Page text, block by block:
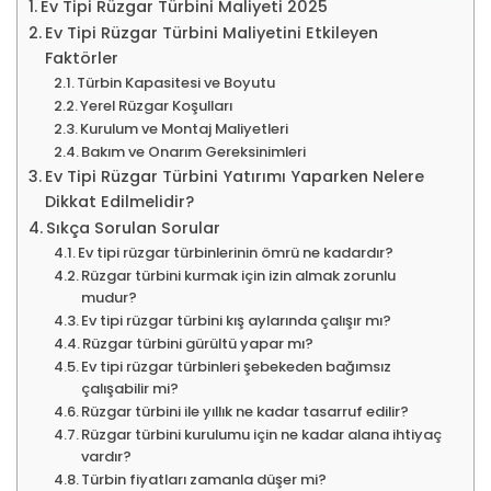
Ev Tipi Rüzgar Türbini Maliyeti 2025
Ev Tipi Rüzgar Türbini Maliyetini Etkileyen
Faktörler
Türbin Kapasitesi ve Boyutu
Yerel Rüzgar Koşulları
Kurulum ve Montaj Maliyetleri
Bakım ve Onarım Gereksinimleri
Ev Tipi Rüzgar Türbini Yatırımı Yaparken Nelere
Dikkat Edilmelidir?
Sıkça Sorulan Sorular
Ev tipi rüzgar türbinlerinin ömrü ne kadardır?
Rüzgar türbini kurmak için izin almak zorunlu
mudur?
Ev tipi rüzgar türbini kış aylarında çalışır mı?
Rüzgar türbini gürültü yapar mı?
Ev tipi rüzgar türbinleri şebekeden bağımsız
çalışabilir mi?
Rüzgar türbini ile yıllık ne kadar tasarruf edilir?
Rüzgar türbini kurulumu için ne kadar alana ihtiyaç
vardır?
Türbin fiyatları zamanla düşer mi?